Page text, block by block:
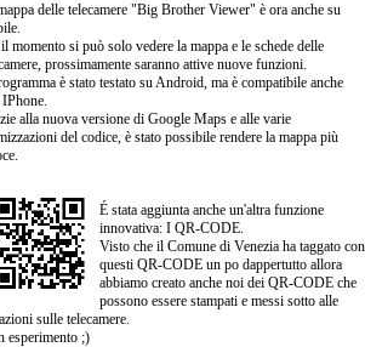
delle telecamere "Big Brother Viewer" è ora anche su
momento si può solo vedere la mappa e le schede delle
prossimamente saranno attive nuove funzioni.
è stato testato su Android, ma è compatibile anche
alla nuova versione di Google Maps e alle varie
del codice, è stato possibile rendere la mappa più
É stata aggiunta anche un'altra funzione
innovativa: I QR-CODE.
Visto che il Comune di Venezia ha taggato con
questi QR-CODE un po dappertutto allora
abbiamo creato anche noi dei QR-CODE che
possono essere stampati e messi sotto alle
sulle telecamere.
esperimento ;)